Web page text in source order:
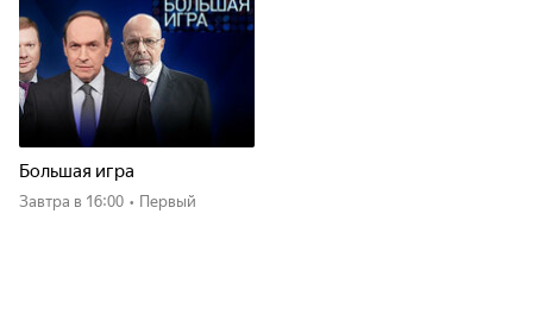
Большая игра
Завтра в 16:00 • Первый